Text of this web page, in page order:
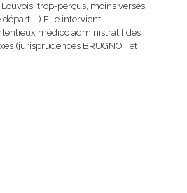
trop-perçus, moins versés,
...) Elle intervient
médico administratif des
(jurisprudences BRUGNOT et